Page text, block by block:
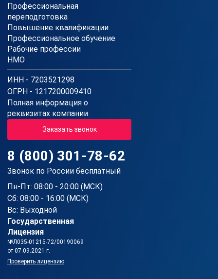
Профессиональная
переподготовка
Повышение квалификации
Профессиональное обучение
Рабочие профессии
НМО
ИНН - 7203521298
ОГРН - 1217200009410
Полная информация о
реквизитах компании
Заказать звонок
8 (800) 301-78-62
Звонок по России бесплатный
Пн-Пт: 08:00 - 20:00 (МСК)
Сб: 08:00 - 16:00 (МСК)
Вс: Выходной
Государственная
Лицензия
№Л035-01215-72/00190069
от 07.09.2021 г.
Проверить лицензию